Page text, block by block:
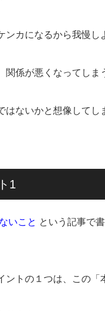
ンカになるから我慢し
関係が悪くなってしま
はないかと想像して
1
いこと という記事で
トの１つは、この「